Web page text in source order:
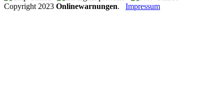
Copyright 2023 Onlinewarnungen. Impressum